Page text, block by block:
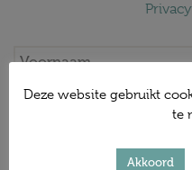
Deze website gebruikt
te
Akkoord